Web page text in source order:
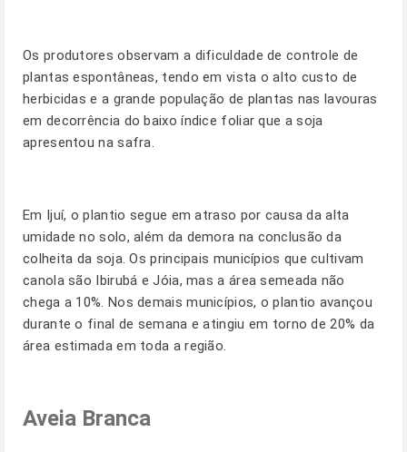
Os produtores observam a dificuldade de controle de
plantas espontâneas, tendo em vista o alto custo de
herbicidas e a grande população de plantas nas lavouras
em decorrência do baixo índice foliar que a soja
apresentou na safra.
Em Ijuí, o plantio segue em atraso por causa da alta
umidade no solo, além da demora na conclusão da
colheita da soja. Os principais municípios que cultivam
canola são Ibirubá e Jóia, mas a área semeada não
chega a 10%. Nos demais municípios, o plantio avançou
durante o final de semana e atingiu em torno de 20% da
área estimada em toda a região.
Aveia Branca